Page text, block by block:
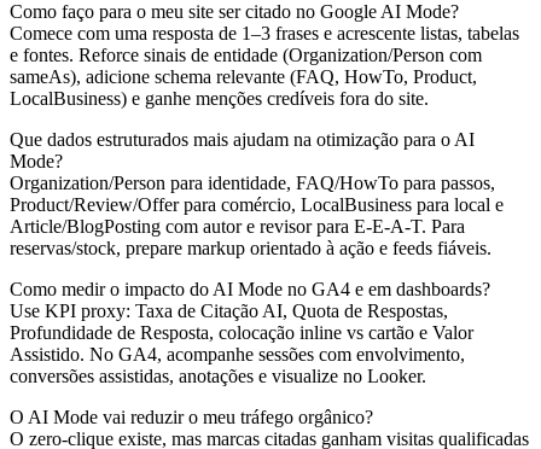
Como faço para o meu site ser citado no Google AI Mode?
Comece com uma resposta de 1–3 frases e acrescente listas, tabelas
e fontes. Reforce sinais de entidade (Organization/Person com
sameAs), adicione schema relevante (FAQ, HowTo, Product,
LocalBusiness) e ganhe menções credíveis fora do site.
Que dados estruturados mais ajudam na otimização para o AI
Mode?
Organization/Person para identidade, FAQ/HowTo para passos,
Product/Review/Offer para comércio, LocalBusiness para local e
Article/BlogPosting com autor e revisor para E‑E‑A‑T. Para
reservas/stock, prepare markup orientado à ação e feeds fiáveis.
Como medir o impacto do AI Mode no GA4 e em dashboards?
Use KPI proxy: Taxa de Citação AI, Quota de Respostas,
Profundidade de Resposta, colocação inline vs cartão e Valor
Assistido. No GA4, acompanhe sessões com envolvimento,
conversões assistidas, anotações e visualize no Looker.
O AI Mode vai reduzir o meu tráfego orgânico?
O zero‑clique existe, mas marcas citadas ganham visitas qualificadas